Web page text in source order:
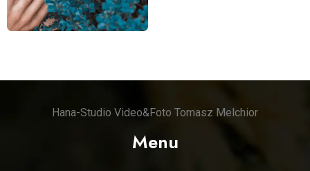
Hana-Studio Video&Foto Tomasz Melchior
Menu